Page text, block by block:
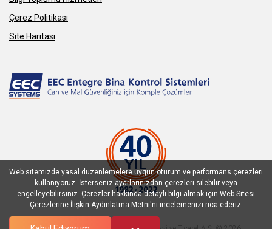
Çerez Politikası
Site Haritası
Web sitemizde yasal düzenlemelere uygun oturum ve performans çerezleri
kullanıyoruz. İsterseniz ayarlarınızdan çerezleri silebilir veya
engelleyebilirsiniz. Çerezler hakkında detaylı bilgi almak için Web Sitesi
Çerezlerine İlişkin Aydınlatma Metni'ni incelemenizi rica ederiz.